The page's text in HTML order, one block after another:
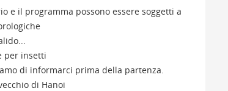
e il programma possono essere soggetti a
per insetti
di informarci prima della partenza.
di Hanoi